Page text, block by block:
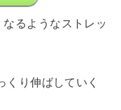
るようなストレッ
くり伸ばしていく